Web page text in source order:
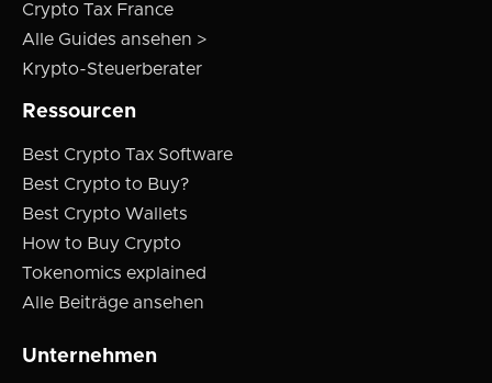
Crypto Tax France
Alle Guides ansehen >
Krypto-Steuerberater
Ressourcen
Best Crypto Tax Software
Best Crypto to Buy?
Best Crypto Wallets
How to Buy Crypto
Tokenomics explained
Alle Beiträge ansehen
Unternehmen